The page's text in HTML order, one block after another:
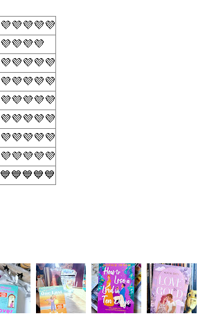
💜💜💜💜💜
💜💜💜💜
💜💜💜💜💜
💜💜💜💜💜
💜💜💜💜💜
💜💜💜💜💜
💜💜💜💜💜
💜💜💜💜💜
💙💙💙💙💙